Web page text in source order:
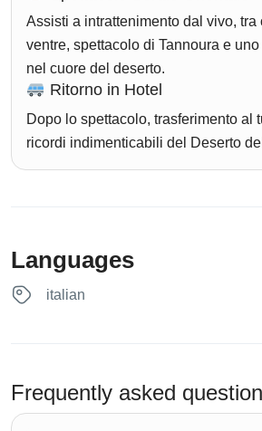
Assisti a intrattenimento dal vivo, tra
ventre, spettacolo di Tannoura e
nel cuore del deserto.
Ritorno in Hotel
Dopo lo spettacolo, trasferimento al
ricordi indimenticabili del Deserto
Languages
italian
Frequently asked